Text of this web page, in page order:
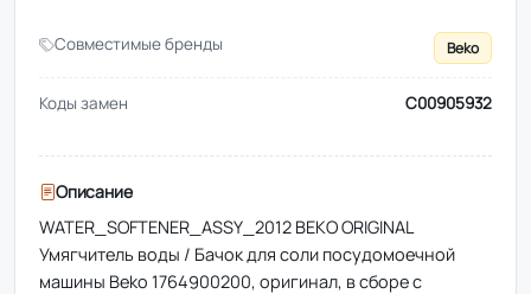
Совместимые бренды Beko
Коды замен C00905932
Описание
WATER_SOFTENER_ASSY_2012 BEKO ORIGINAL
Умягчитель воды / Бачок для соли посудомоечной
машины Beko 1764900200, оригинал, в сборе с